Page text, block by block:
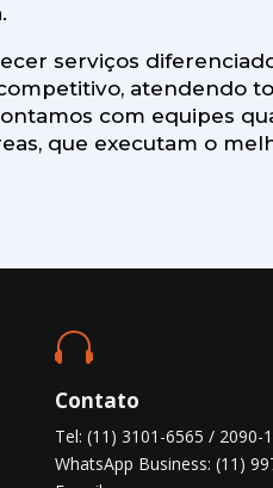
serviços
atendendo
com equipes
que executam o

Contato
Tel: (11) 3101-6565 / 2090-
WhatsApp Business: (11)